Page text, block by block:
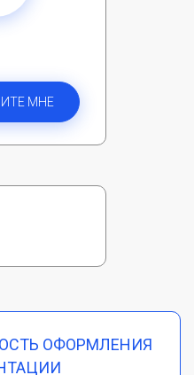
МНЕ
ОФОРМЛЕНИЯ